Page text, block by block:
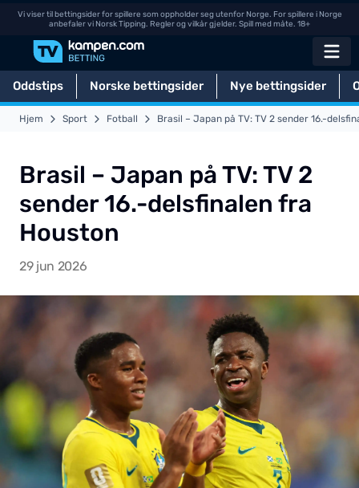
Vi viser til bettingsider for spillere som oppholder seg utenfor Norge. For spillere i Norge
anbefaler vi Norsk Tipping. Regler og vilkår gjelder. Spill med måte. 18+
Oddstips Norske bettingsider Nye bettingsider
Hjem Sport Fotball Brasil – Japan på TV: TV 2 sender 16.-
Brasil – Japan på TV: TV 2
sender 16.-delsfinalen fra
Houston
29 jun 2026